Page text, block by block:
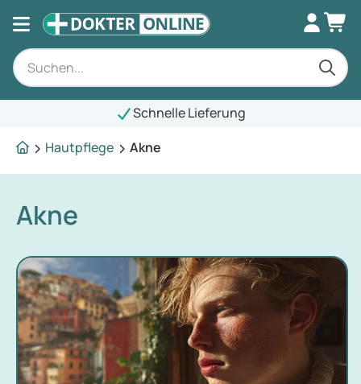
Schnelle Lieferung
Hautpflege
Akne
Akne